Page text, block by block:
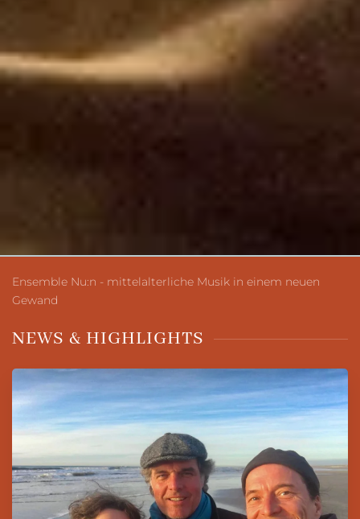
Ensemble Nu:n - mittelalterliche Musik in einem neuen
Gewand
NEWS & HIGHLIGHTS